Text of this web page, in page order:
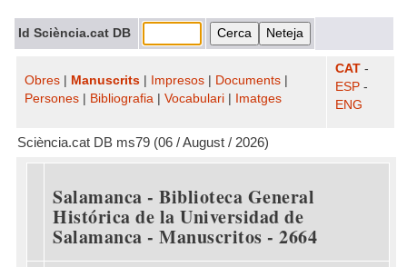
Id Sciència.cat DB
Obres Manuscrits Impresos Documents
Persones
Bibliografia Vocabulari Imatges
CAT -
ESP -
ENG
Sciència.cat DB ms79 (06 / August / 2026)
Salamanca - Biblioteca General
Histórica de la Universidad de
Salamanca - Manuscritos - 2664